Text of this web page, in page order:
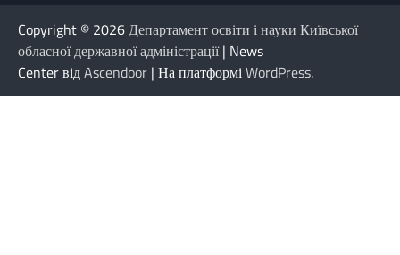
Copyright © 2026Департамент освіти і науки Київської
обласної державної адміністрації| News
Center відAscendoor | На платформіWordPress.